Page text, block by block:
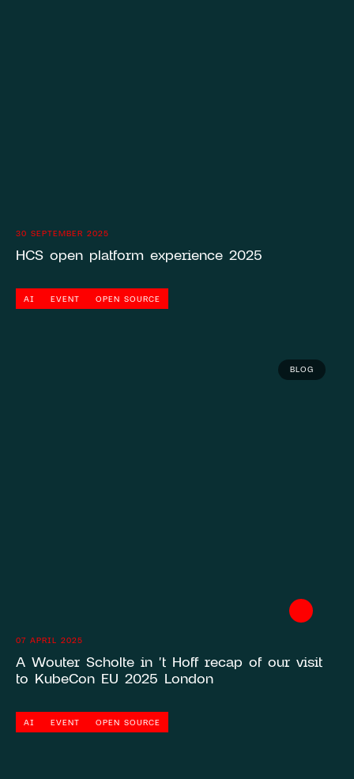
30 SEPTEMBER 2025
HCS open platform experience 2025
AI EVENT OPEN SOURCE
BLOG
07 APRIL 2025
A Wouter Scholte in 't Hoff recap of our visit
to KubeCon EU 2025 London
AI EVENT OPEN SOURCE